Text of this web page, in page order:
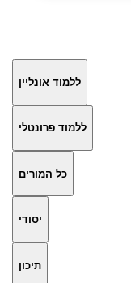
ללמוד אונליין
ללמוד פרונטלי
כל המורים
יסודי
תיכון